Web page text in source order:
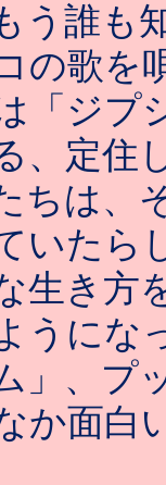
う誰も
の歌を
「ジプ
、定住
ちは、
いたら
生き方
うにな
」、
か面白